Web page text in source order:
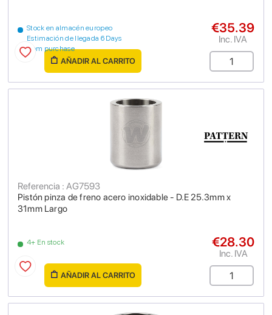
Stock en almacén europeo
Estimación de llegada 6 Days
from purchase
€35.39
Inc. IVA
AÑADIR AL CARRITO
Pistón pinza de freno acero inoxidable - D.E 25.3mm x
31mm Largo
Referencia : AG7593
4+ En stock €28.30
Inc. IVA
AÑADIR AL CARRITO